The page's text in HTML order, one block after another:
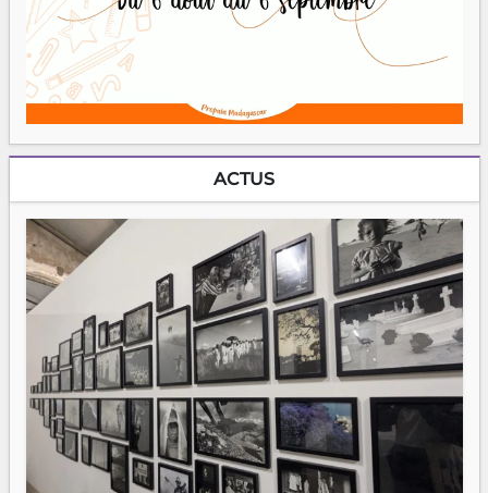
ACTUS